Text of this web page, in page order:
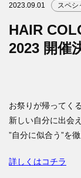
2023.09.01 スペシ
HAIR
2023 開催
お祭りが帰ってく
新しい自分に出会
”自分に似合う”を
詳しくはコチラ